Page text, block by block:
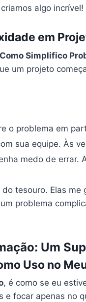
algo incrível!
em
Simplifico
um projeto
o problema em
sua equipe. Às
medo de errar.
tesouro. Elas
problema
Um
Uso no
, é como se eu
e focar apenas no